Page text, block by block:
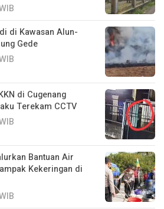
di Kawasan Alun-
Gede
di Cugenang
Terekam CCTV
Bantuan Air
Kekeringan di